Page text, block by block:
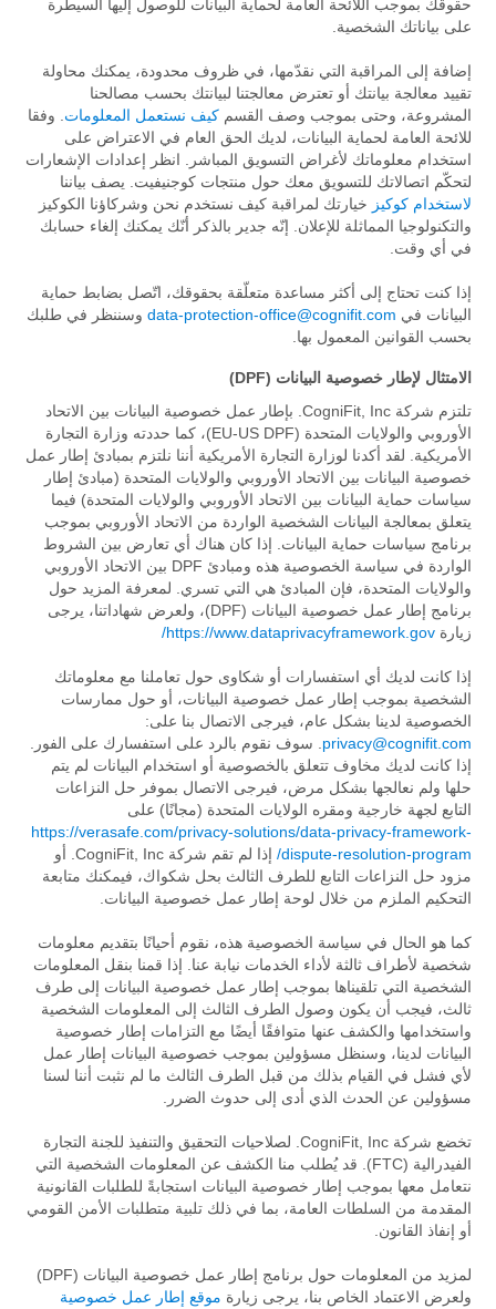
حقوقك بموجب اللائحة العامة لحماية البيانات للوصول إليها السيطرة
على بياناتك الشخصية.
إضافة إلى المراقبة التي نقدّمها، في ظروف محدودة، يمكنك محاولة
تقييد معالجة بيانتك أو تعترض معالجتنا لبيانتك بحسب مصالحنا
المشروعة، وحتى بموجب وصف القسمكيف نستعمل المعلومات . وفقا
للائحة العامة لحماية البيانات، لديك الحق العام في الاعتراض على
استخدام معلوماتك لأغراض التسويق المباشر. انظر إعدادات الإشعارات
لتحكّم اتصالاتك للتسويق معك حول منتجات كوجنيفيت. يصف بياننا
لاستخدام كوكيز خيارتك لمراقبة كيف نستخدم نحن وشركاؤنا الكوكيز
والتكنولوجيا المماثلة للإعلان. إنّه جدير بالذكر أنّك يمكنك إلغاء حسابك
في أي وقت.
إذا كنت تحتاج إلى أكثر مساعدة متعلّقة بحقوقك، اتّصل بضابط حماية
البيانات في data-protection-office@cognifit.com وسننظر في طلبك
بحسب القوانين المعمول بها.
الامتثال لإطار خصوصية البيانات (DPF)
تلتزم شركة CogniFit, Inc. بإطار عمل خصوصية البيانات بين الاتحاد
الأوروبي والولايات المتحدة (EU-US DPF)، كما حددته وزارة التجارة
الأمريكية. لقد أكدنا لوزارة التجارة الأمريكية أننا نلتزم بمبادئ إطار عمل
خصوصية البيانات بين الاتحاد الأوروبي والولايات المتحدة (مبادئ إطار
سياسات حماية البيانات بين الاتحاد الأوروبي والولايات المتحدة) فيما
يتعلق بمعالجة البيانات الشخصية الواردة من الاتحاد الأوروبي بموجب
برنامج سياسات حماية البيانات. إذا كان هناك أي تعارض بين الشروط
الواردة في سياسة الخصوصية هذه ومبادئ DPF بين الاتحاد الأوروبي
والولايات المتحدة، فإن المبادئ هي التي تسري. لمعرفة المزيد حول
برنامج إطار عمل خصوصية البيانات (DPF)، ولعرض شهاداتنا، يرجى
زيارةhttps://www.dataprivacyframework.gov/
إذا كانت لديك أي استفسارات أو شكاوى حول تعاملنا مع معلوماتك
الشخصية بموجب إطار عمل خصوصية البيانات، أو حول ممارسات
الخصوصية لدينا بشكل عام، فيرجى الاتصال بنا على:
privacy@cognifit.com . سوف نقوم بالرد على استفسارك على الفور.
إذا كانت لديك مخاوف تتعلق بالخصوصية أو استخدام البيانات لم يتم
حلها ولم نعالجها بشكل مرض، فيرجى الاتصال بموفر حل النزاعات
التابع لجهة خارجية ومقره الولايات المتحدة (مجانًا) على
https://verasafe.com/privacy-solutions/data-privacy-framework-
dispute-resolution-program/
إذا لم تقم شركة CogniFit, Inc. أو
مزود حل النزاعات التابع للطرف الثالث بحل شكواك، فيمكنك متابعة
التحكيم الملزم من خلال لوحة إطار عمل خصوصية البيانات.
كما هو الحال في سياسة الخصوصية هذه، نقوم أحيانًا بتقديم معلومات
شخصية لأطراف ثالثة لأداء الخدمات نيابة عنا. إذا قمنا بنقل المعلومات
الشخصية التي تلقيناها بموجب إطار عمل خصوصية البيانات إلى طرف
ثالث، فيجب أن يكون وصول الطرف الثالث إلى المعلومات الشخصية
واستخدامها والكشف عنها متوافقًا أيضًا مع التزامات إطار خصوصية
البيانات لدينا، وسنظل مسؤولين بموجب خصوصية البيانات إطار عمل
لأي فشل في القيام بذلك من قبل الطرف الثالث ما لم نثبت أننا لسنا
مسؤولين عن الحدث الذي أدى إلى حدوث الضرر.
تخضع شركة CogniFit, Inc. لصلاحيات التحقيق والتنفيذ للجنة التجارة
الفيدرالية (FTC). قد يُطلب منا الكشف عن المعلومات الشخصية التي
نتعامل معها بموجب إطار خصوصية البيانات استجابةً للطلبات القانونية
المقدمة من السلطات العامة، بما في ذلك تلبية متطلبات الأمن القومي
أو إنفاذ القانون.
لمزيد من المعلومات حول برنامج إطار عمل خصوصية البيانات (DPF)
ولعرض الاعتماد الخاص بنا، يرجى زيارة موقع إطار عمل خصوصية